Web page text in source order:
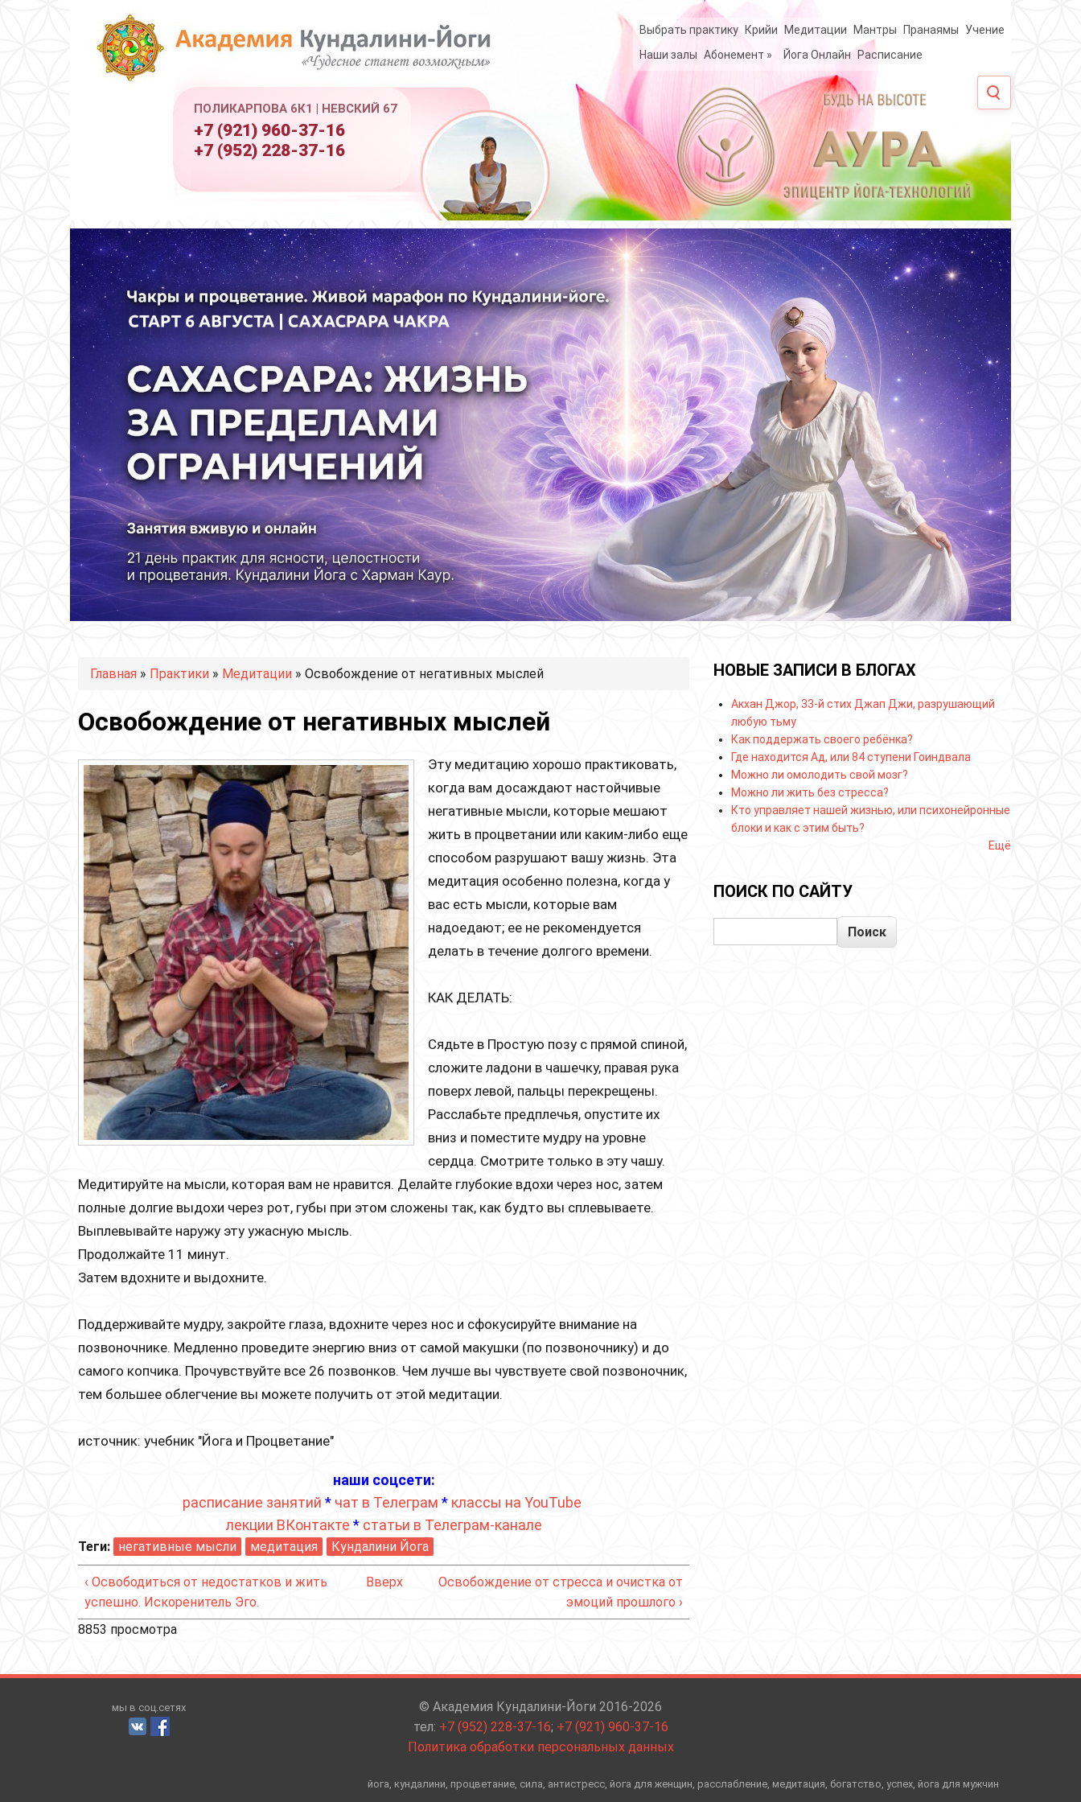
ПОЛИКАРПОВА 6К1 | НЕВСКИЙ 67
+7 (921) 960-37-16
+7 (952) 228-37-16
Выбрать практику Крийи Медитации Мантры Пранаямы
Учение
Наши залы Абонемент » Йога Онлайн Расписание
Вы здесь
Главная » Практики » Медитации » Освобождение от негативных мыслей
Освобождение от негативных мыслей
Эту медитацию хорошо практиковать,
когда вам досаждают настойчивые
негативные мысли, которые мешают
жить в процветании или каким-либо еще
способом разрушают вашу жизнь. Эта
медитация особенно полезна, когда у
вас есть мысли, которые вам
надоедают; ее не рекомендуется
делать в течение долгого времени.
КАК ДЕЛАТЬ:
Сядьте в Простую позу с прямой спиной,
сложите ладони в чашечку, правая рука
поверх левой, пальцы перекрещены.
Расслабьте предплечья, опустите их
вниз и поместите мудру на уровне
сердца. Смотрите только в эту чашу.
Медитируйте на мысли, которая вам не нравится. Делайте глубокие вдохи через нос, затем
полные долгие выдохи через рот, губы при этом сложены так, как будто вы сплевываете.
Выплевывайте наружу эту ужасную мысль.
Продолжайте 11 минут.
Затем вдохните и выдохните.
Поддерживайте мудру, закройте глаза, вдохните через нос и сфокусируйте внимание на
позвоночнике. Медленно проведите энергию вниз от самой макушки (по позвоночнику) и до
самого копчика. Прочувствуйте все 26 позвонков. Чем лучше вы чувствуете свой позвоночник,
тем большее облегчение вы можете получить от этой медитации.
источник: учебник "Йога и Процветание"
наши соцсети:
расписание занятий * чат в Телеграм * классы на YouTube
лекции ВКонтакте * статьи в Телеграм-канале
Теги: негативные мысли медитация Кундалини Йога
‹ Освободиться от недостатков и жить
успешно. Искоренитель Эго.
Вверх
Освобождение от стресса и очистка от
эмоций прошлого ›
8853 просмотра
НОВЫЕ ЗАПИСИ В БЛОГАХ
Акхан Джор, 33-й стих Джап Джи, разрушающий
любую тьму
Как поддержать своего ребёнка?
Где находится Ад, или 84 ступени Гоиндвала
Можно ли омолодить свой мозг?
Можно ли жить без стресса?
Кто управляет нашей жизнью, или психонейронные
блоки и как с этим быть?
Ещё
ПОИСК ПО САЙТУ
мы в соц.сетях
© Академия Кундалини-Йоги 2016-2026
тел: +7 (952) 228-37-16; +7 (921) 960-37-16
Политика обработки персональных данных
йога, кундалини, процветание, сила, антистресс, йога для женщин, расслабление, медитация, богатство, успех, йога для мужчин